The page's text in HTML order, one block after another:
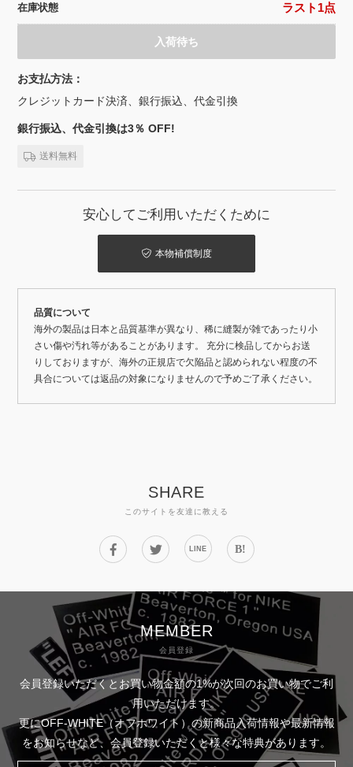
在庫状態 ラスト1点
入荷待ち
お支払方法：
クレジットカード決済、銀行振込、代金引換
銀行振込、代金引換は3％ OFF!
送料無料
安心してご利用いただくために
本物補償制度
品質について
海外の製品は日本と品質基準が異なり、稀に縫製が雑であったり小
さい傷や汚れ等があることがあります。 充分に検品してからお送
りしておりますが、海外の正規店で欠陥品と認められない程度の不
具合については返品の対象になりませんので予めご了承ください。
SHARE
このサイトを友達に教える
LINE B!
MEMBER
会員登録
会員登録いただくとお買い物金額の1%が次回のお買い物でご利
用いただけます。
更にOFF-WHITE（オフホワイト）の新商品入荷情報や最新情報
をお知らせなど、会員登録いただくと様々な特典があります。